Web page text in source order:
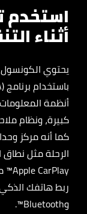
استخدم
أثناء
يحتوي
أنظمة
كما أنه مركز
وBluetooth™.